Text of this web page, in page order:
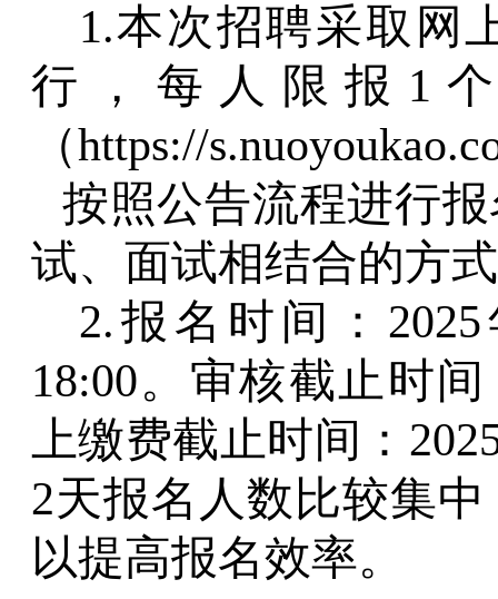
1.本次招聘采取网
行，每人限报 1
（https://
按照公告流程进行
试、面试相结合的方
2.报名时间：
18:00。审核截止时
上缴费截止时间：
2天报名人数比较集
以提高报名效率。